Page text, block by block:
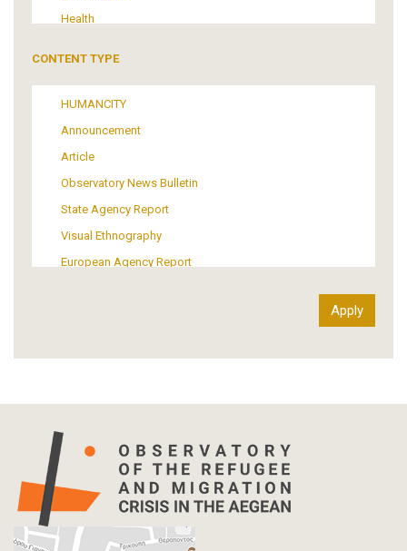
Health
Media
Institutional Arrangements
Support of Refugees and Migrants
Material Culture
Art
CONTENT TYPE
HUMANCITY
Announcement
Article
Observatory News Bulletin
State Agency Report
Visual Ethnography
European Agency Report
Info-graphic
Interview